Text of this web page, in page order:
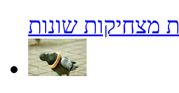
מצחיקות שונות